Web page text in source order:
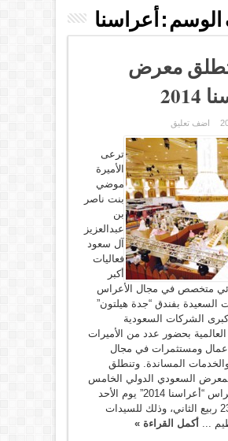
:أعراسنا
معرض
اضف تعليق
ترعى
الأميرة
موضي
بنت ناصر
بن
عبدالعزيز
آل سعود
فعاليات
أكبر
متخصص في مجال الأعراس
السعيدة بفندق “جدة هيلتون”
الشركات السعودية
العالمية بحضور عدد من الأميرات
ومستثمرات في مجال
المساندة. وتنطلق
السعودي الدولي الخامس
عشر للأعراس “أعراسنا 2014” يوم الأحد
الموافق 23 ربيع الثاني، وذلك للسيدات
... أكمل القراءة »